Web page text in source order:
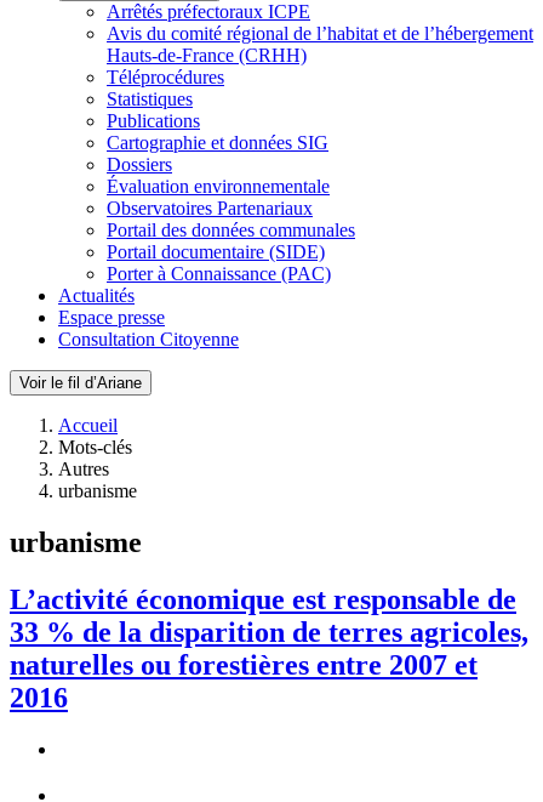
Arrêtés préfectoraux ICPE
Avis du comité régional de l’habitat et de l’hébergement
Hauts-de-France (CRHH)
Téléprocédures
Statistiques
Publications
Cartographie et données SIG
Dossiers
Évaluation environnementale
Observatoires Partenariaux
Portail des données communales
Portail documentaire (SIDE)
Porter à Connaissance (PAC)
Actualités
Espace presse
Consultation Citoyenne
Voir le fil d’Ariane
Accueil
Mots-clés
Autres
urbanisme
urbanisme
L’activité économique est responsable de
33 % de la disparition de terres agricoles,
naturelles ou forestières entre 2007 et
2016